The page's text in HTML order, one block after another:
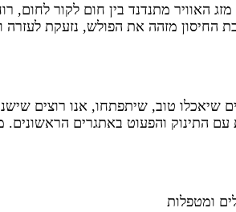
האוויר מתנדנד בין חום לקור לחום,
החיסון מזהה את הפולש, נזעקת
שיאכלו טוב, שיתפתחו, אנו רוצים
התינוק והפעוט באתגרים
ומטפלות